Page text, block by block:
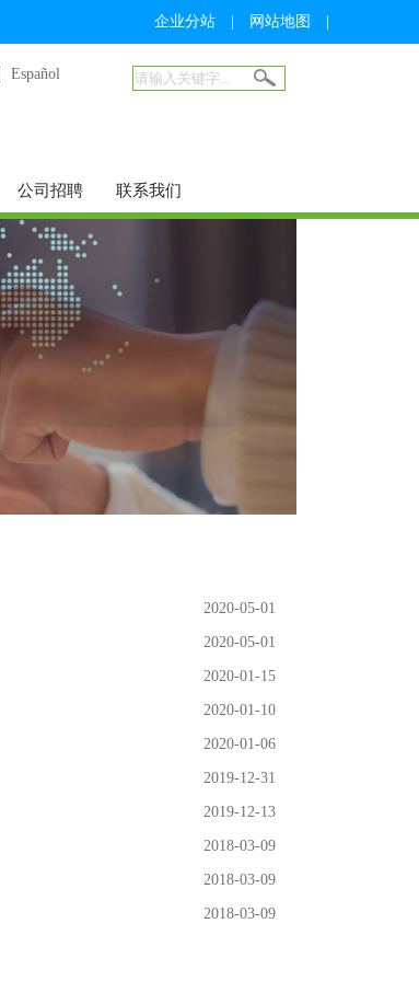
企业分站 网站地图
Español
公司招聘 联系我们
2020-05-01
2020-05-01
2020-01-15
2020-01-10
2020-01-06
2019-12-31
2019-12-13
2018-03-09
2018-03-09
2018-03-09